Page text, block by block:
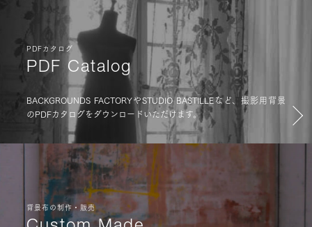
PDFカタログ
PDF Catalog
BACKGROUNDS FACTORYやSTUDIO BASTILLEなど、撮影用背景
のPDFカタログをダウンロードいただけます。
背景布の制作・販売